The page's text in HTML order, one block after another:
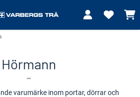
Hörmann
varumärke inom portar, dörrar och